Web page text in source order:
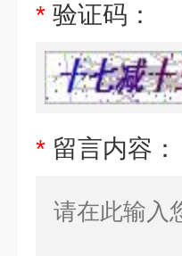
* 验证码：
* 留言内容：